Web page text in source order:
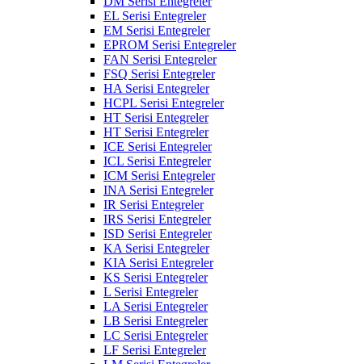
EL Serisi Entegreler
EM Serisi Entegreler
EPROM Serisi Entegreler
FAN Serisi Entegreler
FSQ Serisi Entegreler
HA Serisi Entegreler
HCPL Serisi Entegreler
HT Serisi Entegreler
HT Serisi Entegreler
ICE Serisi Entegreler
ICL Serisi Entegreler
ICM Serisi Entegreler
INA Serisi Entegreler
IR Serisi Entegreler
IRS Serisi Entegreler
ISD Serisi Entegreler
KA Serisi Entegreler
KIA Serisi Entegreler
KS Serisi Entegreler
L Serisi Entegreler
LA Serisi Entegreler
LB Serisi Entegreler
LC Serisi Entegreler
LF Serisi Entegreler